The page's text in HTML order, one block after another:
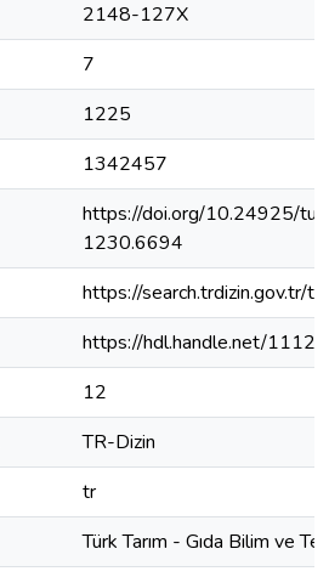
2148-127X
7
1225
1342457
https://doi.org/10.24925/
1230.6694
https://search.trdizin.gov.tr/
https://hdl.handle.net/
12
TR-Dizin
tr
Türk Tarım - Gıda Bilim ve